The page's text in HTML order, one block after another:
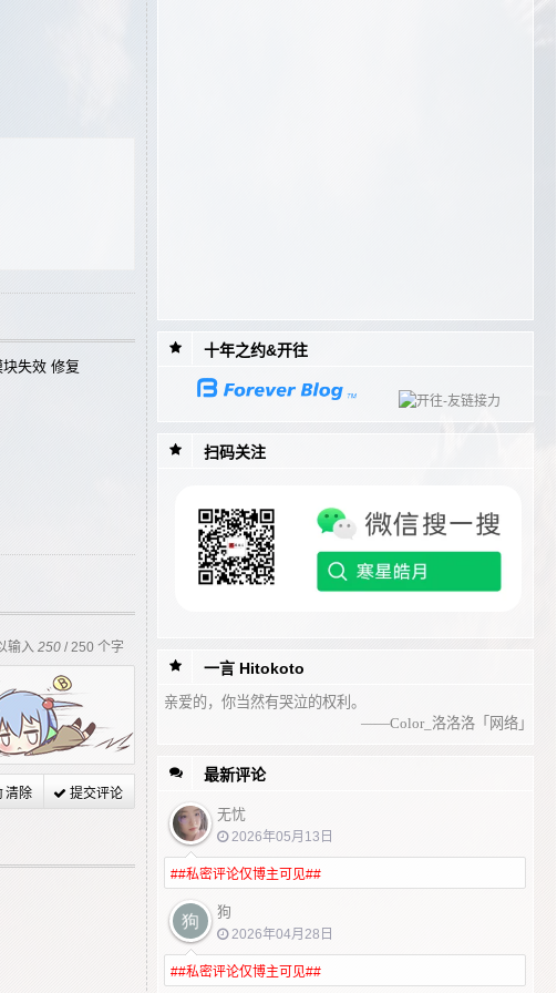
失效 修复
输入 250 / 250 个字
提交评论
清除
十年之约&开往
扫码关注
一言 Hitokoto
亲爱的，你当然有哭泣的权利。
——Color_洛洛洛「网络」
最新评论
无忧
2026年05月13日
##私密评论仅博主可见##
狗
2026年04月28日
##私密评论仅博主可见##